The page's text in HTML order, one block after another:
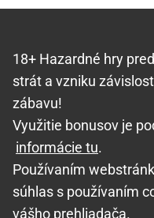
18+ Hazardné hry
strát a vzniku
zábavu!
Využitie bonusov je
informácie tu.
Používaním
súhlas s používaním
vášho prehliadača.